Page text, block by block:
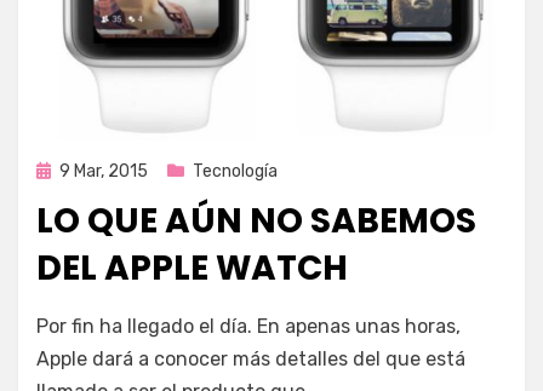
Publicada
9 Mar, 2015 Tecnología
LO QUE AÚN NO SABEMOS
DEL APPLE WATCH
por Enrique
Por fin ha llegado el día. En apenas unas horas,
Apple dará a conocer más detalles del que está